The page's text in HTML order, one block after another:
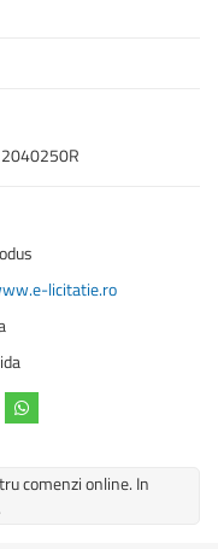
licitatie.ro
comenzi online. In